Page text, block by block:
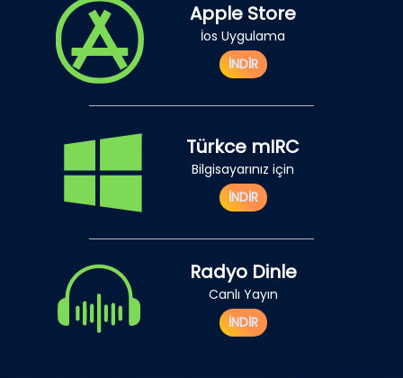
Apple Store
İos Uygulama
İNDİR
Türkce mIRC
Bilgisayarınız için
İNDİR
Radyo Dinle
Canlı Yayın
İNDİR